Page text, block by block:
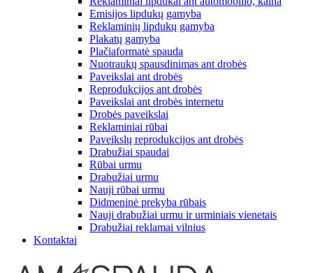
Emisijos lipdukų gamyba
Reklaminių lipdukų gamyba
Plakatų gamyba
Plačiaformatė spauda
Nuotraukų spausdinimas ant drobės
Paveikslai ant drobės
Reprodukcijos ant drobės
Paveikslai ant drobės internetu
Drobės paveikslai
Reklaminiai rūbai
Paveikslų reprodukcijos ant drobės
Drabužiai spaudai
Rūbai urmu
Drabužiai urmu
Nauji rūbai urmu
Didmeninė prekyba rūbais
Nauji drabužiai urmu ir urminiais vienetais
Drabužiai reklamai vilnius
Kontaktai